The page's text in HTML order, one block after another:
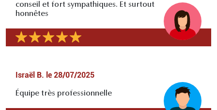
conseil et fort sympathiques. Et surtout
honnêtes
Israël B. le 28/07/2025
Équipe très professionnelle